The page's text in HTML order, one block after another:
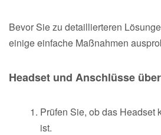
Bevor Sie zu detaillierteren
einige einfache Maßnahmen
Headset und Anschlüsse
Prüfen Sie, ob das Headset
ist.